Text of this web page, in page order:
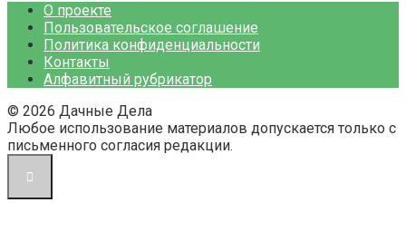
О проекте
Пользовательское соглашение
Политика конфиденциальности
Контакты
Алфавитный рубрикатор
© 2026 Дачные Дела
Любое использование материалов допускается только с
письменного согласия редакции.